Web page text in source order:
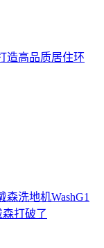
造高品质居住环
森洗地机WashG1
打破了